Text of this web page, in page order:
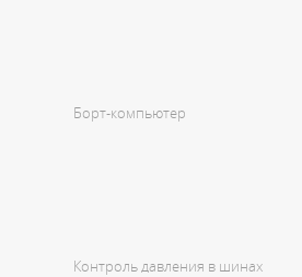
Борт-компьютер
Контроль давления в шинах